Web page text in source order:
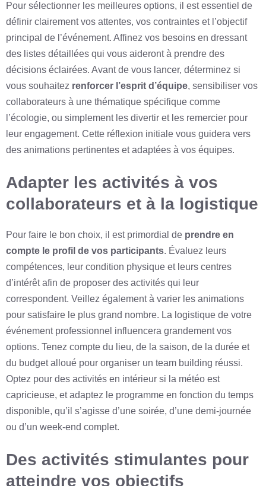
Pour sélectionner les meilleures options, il est essentiel de
définir clairement vos attentes, vos contraintes et l’objectif
principal de l’événement. Affinez vos besoins en dressant
des listes détaillées qui vous aideront à prendre des
décisions éclairées. Avant de vous lancer, déterminez si
vous souhaitez renforcer l’esprit d’équipe, sensibiliser vos
collaborateurs à une thématique spécifique comme
l’écologie, ou simplement les divertir et les remercier pour
leur engagement. Cette réflexion initiale vous guidera vers
des animations pertinentes et adaptées à vos équipes.
Adapter les activités à vos
collaborateurs et à la logistique
Pour faire le bon choix, il est primordial de prendre en
compte le profil de vos participants. Évaluez leurs
compétences, leur condition physique et leurs centres
d’intérêt afin de proposer des activités qui leur
correspondent. Veillez également à varier les animations
pour satisfaire le plus grand nombre. La logistique de votre
événement professionnel influencera grandement vos
options. Tenez compte du lieu, de la saison, de la durée et
du budget alloué pour organiser un team building réussi.
Optez pour des activités en intérieur si la météo est
capricieuse, et adaptez le programme en fonction du temps
disponible, qu’il s’agisse d’une soirée, d’une demi-journée
ou d’un week-end complet.
Des activités stimulantes pour
atteindre vos objectifs